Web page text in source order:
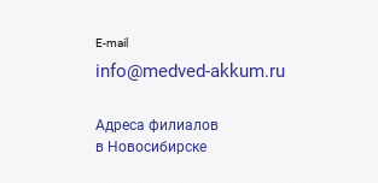
E-mail
info@medved-akkum.ru
Адреса филиалов
в Новосибирске